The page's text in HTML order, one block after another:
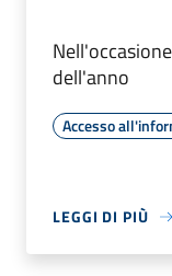
dell'anno
Accesso
LEGGI DI PIÙ